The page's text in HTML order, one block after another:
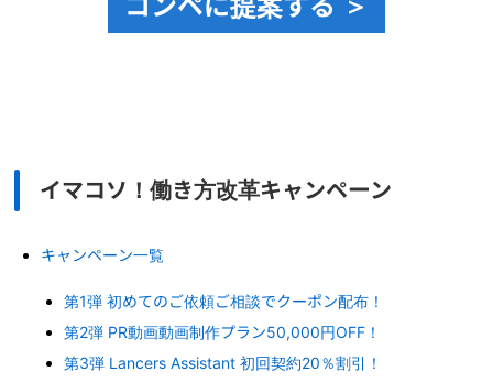
イマコソ！働き方改革キャンペーン
キャンペーン一覧
第1弾 初めてのご依頼ご相談でクーポン配布！
第2弾 PR動画動画制作プラン50,000円OFF！
第3弾 Lancers Assistant 初回契約20％割引！